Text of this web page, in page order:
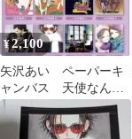
¥2,100
矢沢あい ペーパーキ
ャンバス 天使なんか
じゃない コンプリー
ト 4枚 ガチャ